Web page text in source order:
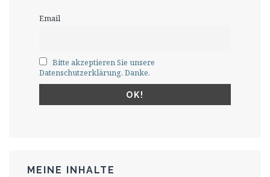
Email
Bitte akzeptieren Sie unsere
Datenschutzerklärung. Danke.
MEINE INHALTE